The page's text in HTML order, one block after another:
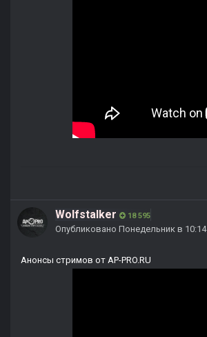
Wolfstalker 18 595
Опубликовано Понедельник в 10:14
Анонсы стримов от AP-PRO.RU